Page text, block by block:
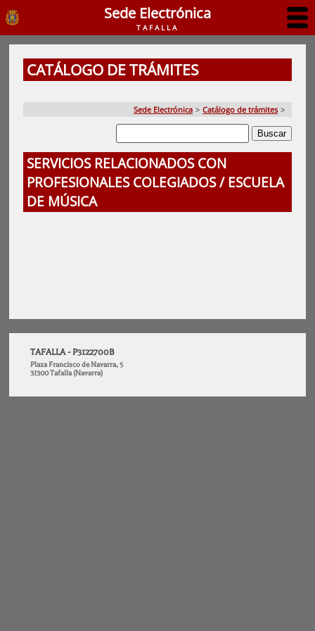
Sede Electrónica
TAFALLA
CATÁLOGO DE TRÁMITES
Sede Electrónica > Catálogo de trámites >
SERVICIOS RELACIONADOS CON
PROFESIONALES COLEGIADOS / ESCUELA
DE MÚSICA
TAFALLA - P3122700B
Plaza Francisco de Navarra, 5
31300 Tafalla (Navarra)